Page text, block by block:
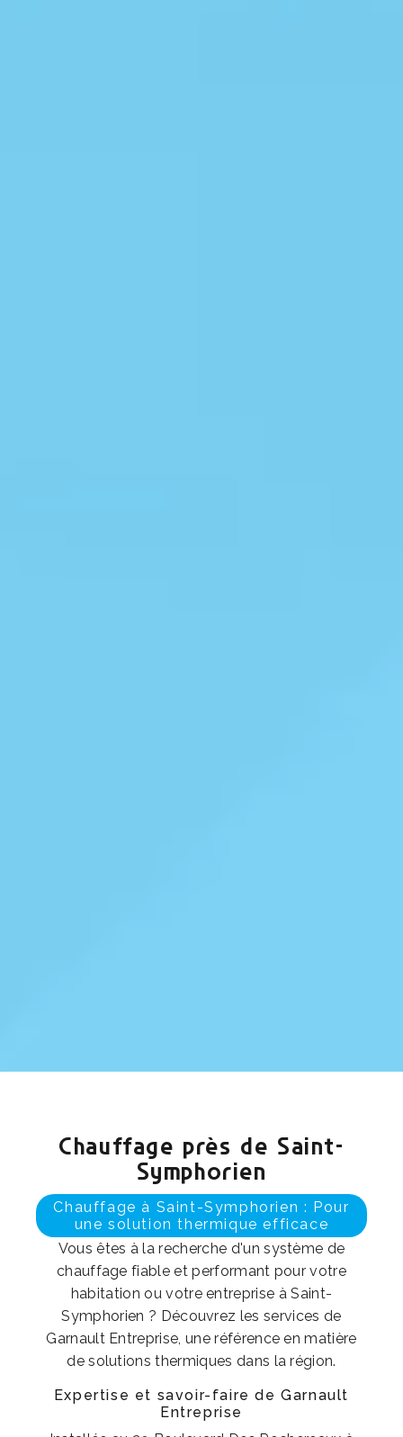
Chauffage près de Saint-
Symphorien
Chauffage à Saint-Symphorien : Pour
une solution thermique efficace
Vous êtes à la recherche d'un système de
chauffage fiable et performant pour votre
habitation ou votre entreprise à Saint-
Symphorien ? Découvrez les services de
Garnault Entreprise, une référence en matière
de solutions thermiques dans la région.
Expertise et savoir-faire de Garnault
Entreprise